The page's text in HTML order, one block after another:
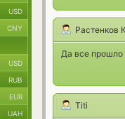
Растенков
Да все прошло
Titi
USD
CNY
USD
RUB
EUR
UAH